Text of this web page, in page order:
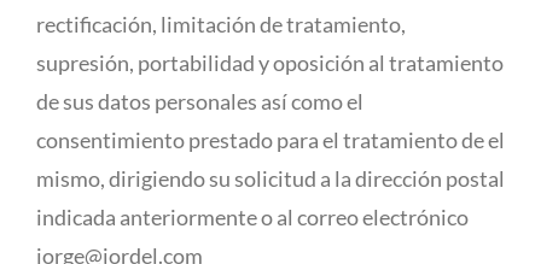
rectificación, limitación de tratamiento,
supresión, portabilidad y oposición al tratamiento
de sus datos personales así como el
consentimiento prestado para el tratamiento de el
mismo, dirigiendo su solicitud a la dirección postal
indicada anteriormente o al correo electrónico
jorge@iordel.com